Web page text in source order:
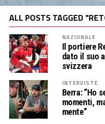
ALL POSTS TAGGED
NAZIONALE
Il portiere
dato il suo
svizzera
INTERVISTE
Berra: “Ho
momenti,
mente”